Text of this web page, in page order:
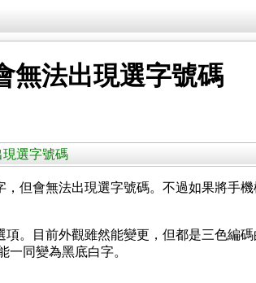
無法出現選字號碼
現選字號碼
但會無法出現選字號碼。不過如果將手
。目前外觀雖然能變更，但都是三色編
同變為黑底白字。